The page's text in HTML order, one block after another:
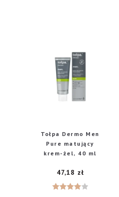
Tołpa Dermo Men
Pure matujący
krem-żel, 40 ml
47,18 zł